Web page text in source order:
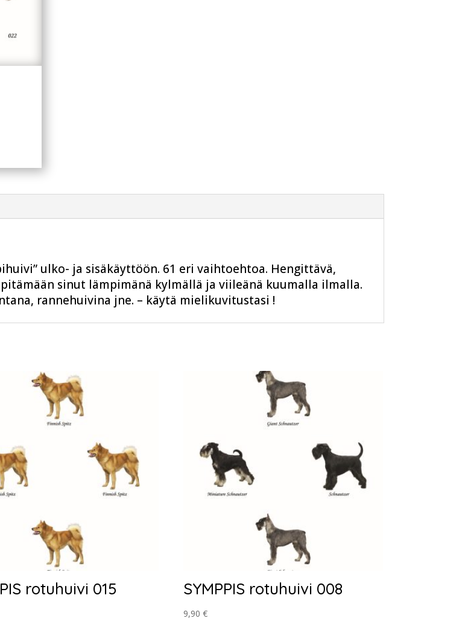
ulko- ja sisäkäyttöön. 61 eri vaihtoehtoa. Hengittävä,
sinut lämpimänä kylmällä ja viileänä kuumalla ilmalla.
rannehuivina jne. – käytä mielikuvitustasi !
rotuhuivi 015 SYMPPIS rotuhuivi 008
9,90€